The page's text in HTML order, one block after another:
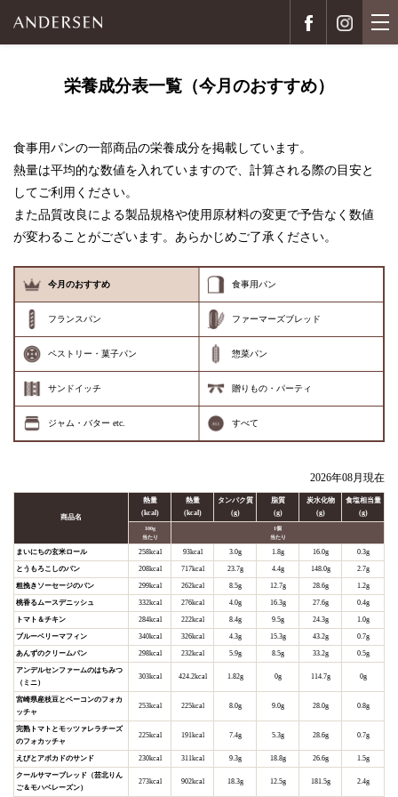
栄養成分表一覧（今月のおすすめ）
食事用パンの一部商品の栄養成分を掲載しています。
熱量は平均的な数値を入れていますので、計算される際の目安と
してご利用ください。
また品質改良による製品規格や使用原材料の変更で予告なく数値
が変わることがございます。あらかじめご了承ください。
今月のおすすめ 食事用パン
フランスパン ファーマーズブレッド
ペストリー・菓子パン 惣菜パン
サンドイッチ 贈りもの・パーティ
ジャム・バター etc. すべて
2026年08月現在
商品名
熱量
(kcal)
熱量
(kcal)
タンパク質
(g)
脂質
(g)
炭水化物
(g)
食塩相当量
(g)
100g
当たり
1個
当たり
まいにちの玄米ロール 258kcal 93kcal 3.0g 1.8g 16.0g 0.3g
とうもろこしのパン 208kcal 717kcal 23.7g 4.4g 148.0g 2.7g
粗挽きソーセージのパン 299kcal 262kcal 8.5g 12.7g 28.6g 1.2g
桃香るムースデニッシュ 332kcal 276kcal 4.0g 16.3g 27.6g 0.4g
トマト＆チキン 284kcal 222kcal 8.4g 9.5g 24.3g 1.0g
ブルーベリーマフィン 340kcal 326kcal 4.3g 15.3g 43.2g 0.7g
あんずのクリームパン 298kcal 232kcal 5.9g 8.5g 33.2g 0.5g
アンデルセンファームのはちみつ
（ミニ）
303kcal 424.2kcal 1.82g 0g 114.7g 0g
宮崎県産枝豆とベーコンのフォカ
ッチャ
253kcal 225kcal 8.0g 9.0g 28.0g 0.8g
完熟トマトとモッツァレラチーズ
のフォカッチャ
225kcal 191kcal 7.4g 5.3g 28.6g 0.7g
えびとアボカドのサンド 230kcal 311kcal 9.3g 18.8g 26.6g 1.5g
クールサマーブレッド（芸北りん
ご＆モハベレーズン）
273kcal 902kcal 18.3g 12.5g 181.5g 2.4g